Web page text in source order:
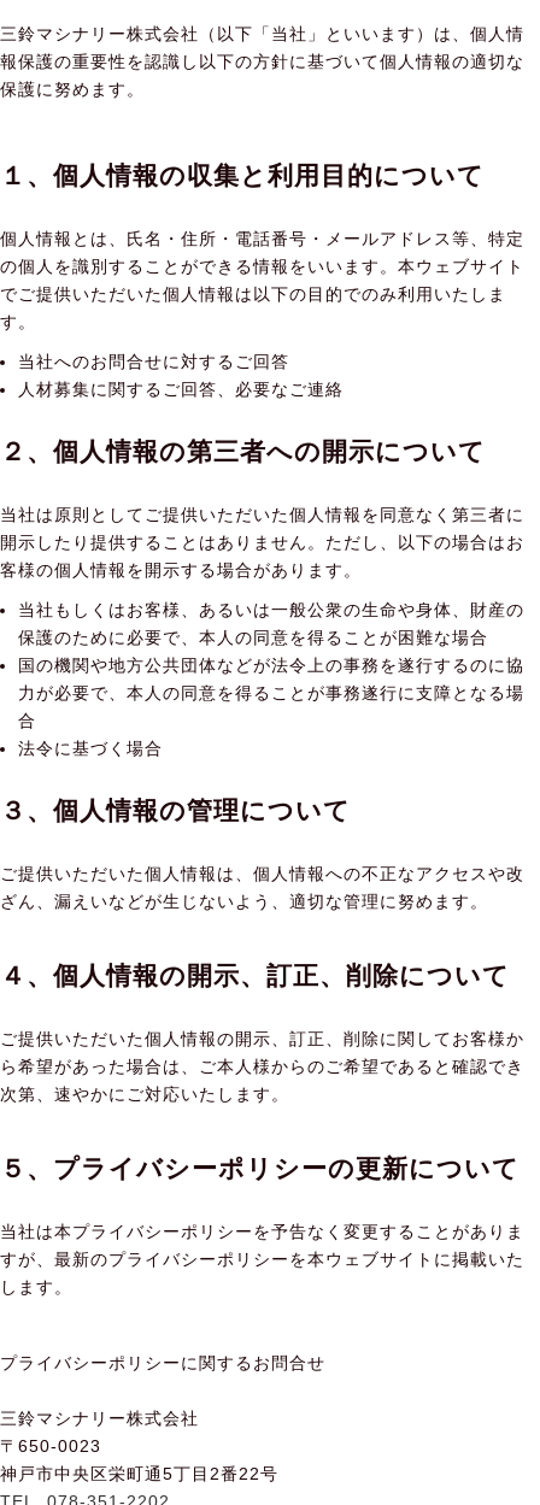
三鈴マシナリー株式会社（以下「当社」といいます）は、個人情
報保護の重要性を認識し以下の方針に基づいて個人情報の適切な
保護に努めます。
１、個人情報の収集と利用目的について
個人情報とは、氏名・住所・電話番号・メールアドレス等、特定
の個人を識別することができる情報をいいます。本ウェブサイト
でご提供いただいた個人情報は以下の目的でのみ利用いたしま
す。
当社へのお問合せに対するご回答
人材募集に関するご回答、必要なご連絡
２、個人情報の第三者への開示について
当社は原則としてご提供いただいた個人情報を同意なく第三者に
開示したり提供することはありません。ただし、以下の場合はお
客様の個人情報を開示する場合があります。
当社もしくはお客様、あるいは一般公衆の生命や身体、財産の
保護のために必要で、本人の同意を得ることが困難な場合
国の機関や地方公共団体などが法令上の事務を遂行するのに協
力が必要で、本人の同意を得ることが事務遂行に支障となる場
合
法令に基づく場合
３、個人情報の管理について
ご提供いただいた個人情報は、個人情報への不正なアクセスや改
ざん、漏えいなどが生じないよう、適切な管理に努めます。
４、個人情報の開示、訂正、削除について
ご提供いただいた個人情報の開示、訂正、削除に関してお客様か
ら希望があった場合は、ご本人様からのご希望であると確認でき
次第、速やかにご対応いたします。
５、プライバシーポリシーの更新について
当社は本プライバシーポリシーを予告なく変更することがありま
すが、最新のプライバシーポリシーを本ウェブサイトに掲載いた
します。
プライバシーポリシーに関するお問合せ
三鈴マシナリー株式会社
〒650-0023
神戸市中央区栄町通5丁目2番22号